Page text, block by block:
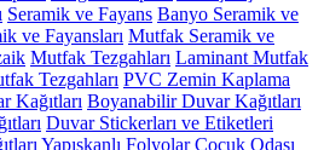
Seramik ve Fayans Banyo Seramik ve
ve Fayansları Mutfak Seramik ve
Mutfak Tezgahları Laminant Mutfak
Tezgahları PVC Zemin Kaplama
Kağıtları Boyanabilir Duvar Kağıtları
Duvar Stickerları ve Etiketleri
Yapışkanlı Folyolar Çocuk Odası